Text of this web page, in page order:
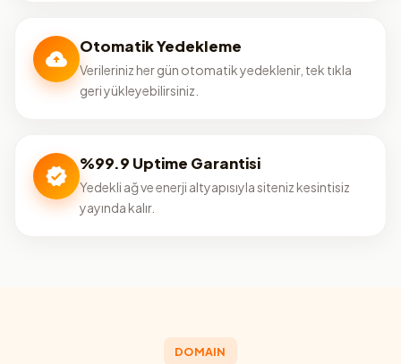
Otomatik Yedekleme
Verileriniz her gün otomatik yedeklenir, tek tıkla
geri yükleyebilirsiniz.
%99.9 Uptime Garantisi
Yedekli ağ ve enerji altyapısıyla siteniz kesintisiz
yayında kalır.
DOMAIN